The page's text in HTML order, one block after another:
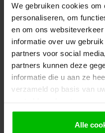
We gebruiken cookies
personaliseren, om
en om ons
informatie over uw
partners voor social
partners kunnen deze
informatie die u aan ze
verzameld op basis van
gebruiken.
Alle
contact op
graag verder
bestelling.
Afhalen en
producten
1.Voeg alle
winkelwagen.
2. Ga naar de
3.Rond de
afhalen in de